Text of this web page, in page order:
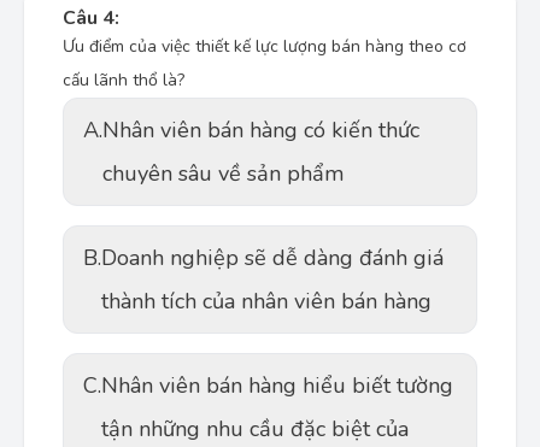
Câu 4:
Ưu điểm của việc thiết kế lực lượng bán hàng theo cơ
cấu lãnh thổ là?
A.Nhân viên bán hàng có kiến thức
chuyên sâu về sản phẩm
B.Doanh nghiệp sẽ dễ dàng đánh giá
thành tích của nhân viên bán hàng
C.Nhân viên bán hàng hiểu biết tường
tận những nhu cầu đặc biệt của